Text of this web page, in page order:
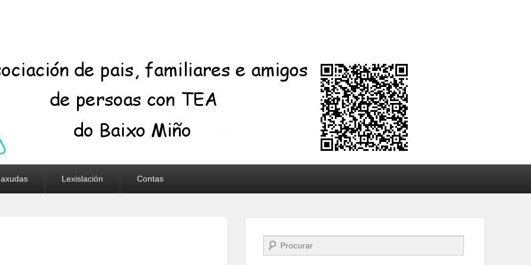
Lexislación Contas
Buscar